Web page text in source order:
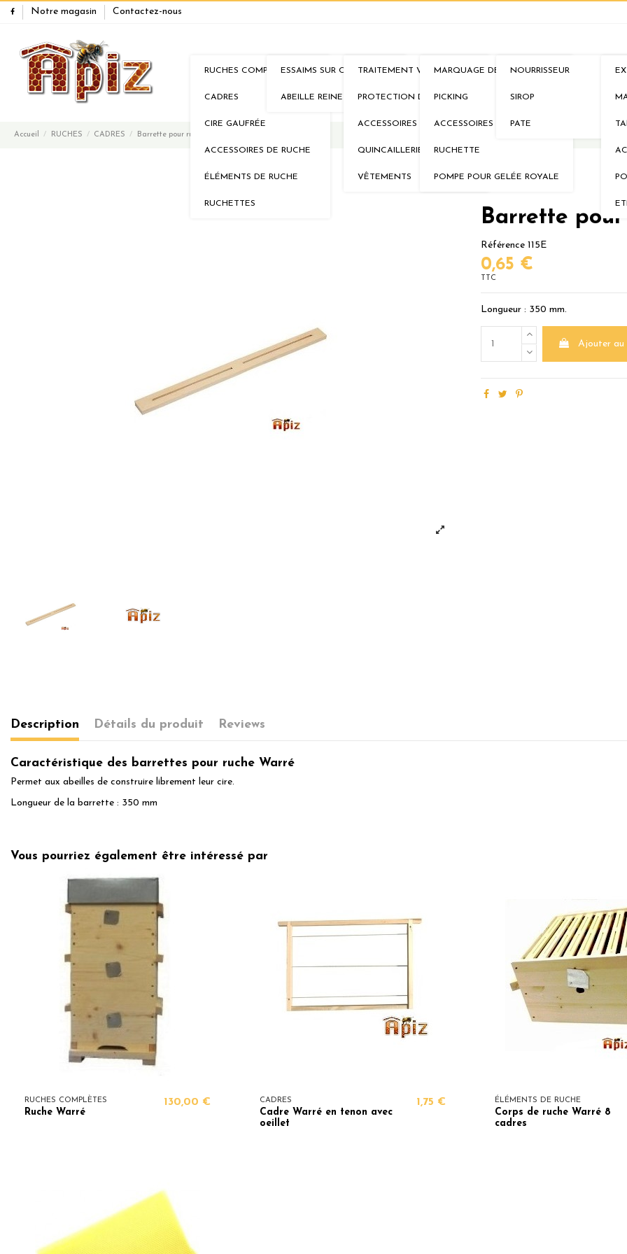
Notre magasin Contactez-nous
RUCHES
RUCHES COMPLÈTES
CADRES
CIRE GAUFRÉE
ACCESSOIRES DE RUCHE
ÉLÉMENTS DE RUCHE
RUCHETTES
ESSAIMS
ESSAIMS SUR CADRES
ABEILLE REINE
AU RUCHER
TRAITEMENT VARROA
PROTECTION DE LA RUCHE
ACCESSOIRES
QUINCAILLERIE
VÊTEMENTS
ELEVAGE
MARQUAGE DE REINE
PICKING
ACCESSOIRES
RUCHETTE
POMPE POUR GELÉE ROYALE
NOURRISSEMENTS
NOURRISSEUR
SIROP
PATE
Accueil RUCHES CADRES Barrette pour ruche Warré
Barrette pour
Référence 115E
0,65 €
TTC
Longueur : 350 mm.
Ajouter au
Description Détails du produit Reviews
Caractéristique des barrettes pour ruche Warré
Permet aux abeilles de construire librement leur cire.
Longueur de la barrette : 350 mm
Vous pourriez également être intéressé par
RUCHES COMPLÈTES
Ruche Warré
130,00 € CADRES
Cadre Warré en tenon avec
oeillet
1,75 € ÉLÉMENTS DE RUCHE
Corps de ruche Warré 8
cadres